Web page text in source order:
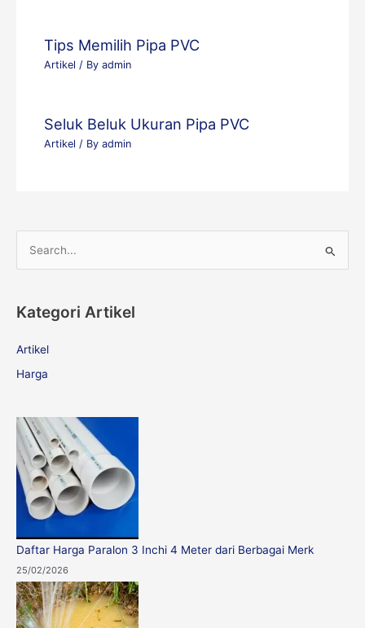
Tips Memilih Pipa PVC
Artikel / Byadmin
Seluk Beluk Ukuran Pipa PVC
Artikel / Byadmin
r
r
Kategori Artikel
Artikel
Harga
Daftar Harga Paralon 3 Inchi 4 Meter dari Berbagai Merk
25/02/2026